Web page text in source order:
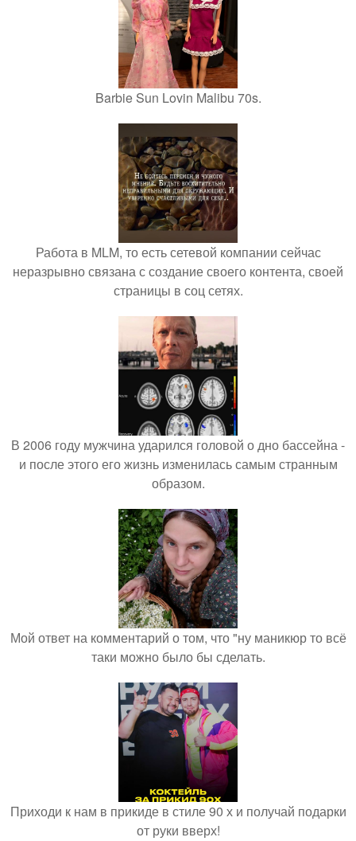
Barbie Sun Lovin Malibu 70s.
Работа в MLM, то есть сетевой компании сейчас
неразрывно связана с создание своего контента, своей
страницы в соц сетях.
В 2006 году мужчина ударился головой о дно бассейна -
и после этого его жизнь изменилась самым странным
образом.
Мой ответ на комментарий о том, что "ну маникюр то всё
таки можно было бы сделать.
Приходи к нам в прикиде в стиле 90 х и получай подарки
от руки вверх!